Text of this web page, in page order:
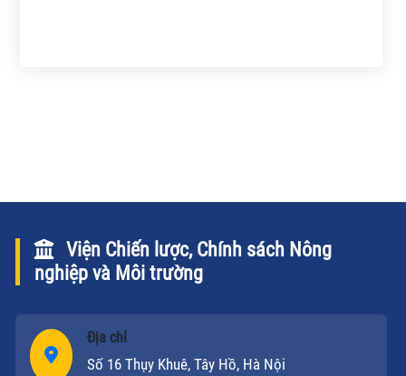
Viện Chiến lược, Chính sách Nông
nghiệp và Môi trường
Địa chỉ
Số 16 Thụy Khuê, Tây Hồ, Hà Nội